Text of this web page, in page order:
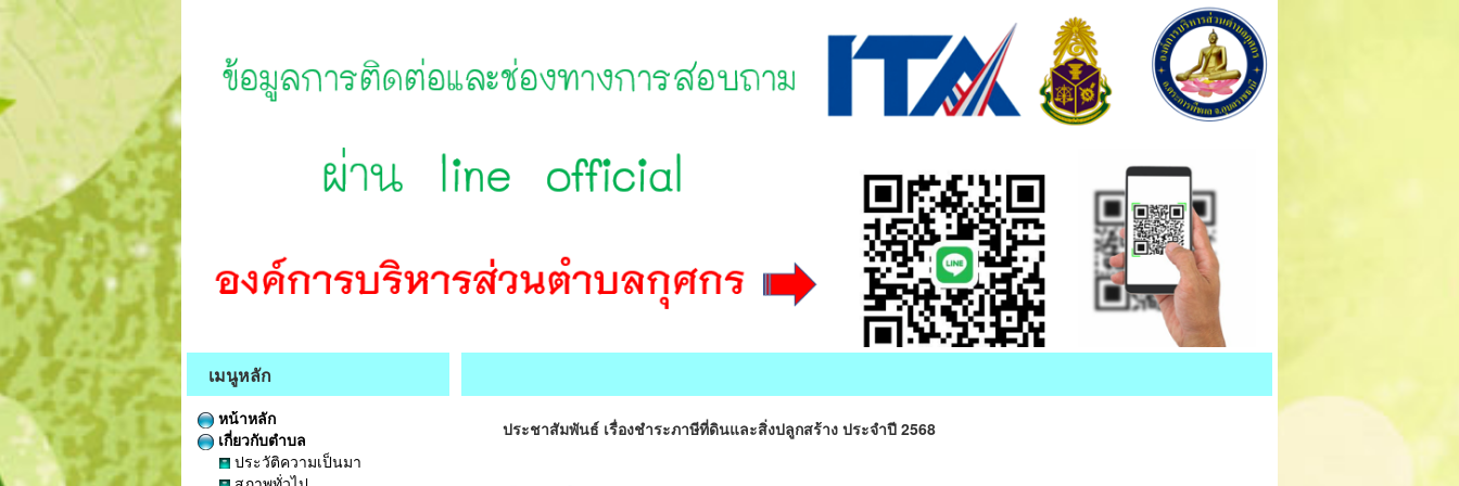
เมนูหลัก
หน้าหลัก
เกี่ยวกับตำบล
ประวัติความเป็นมา
ประชาสัมพันธ์ เรื่องชำระภาษีที่ดินและสิ่งปลูกสร้าง ประจำปี 2568